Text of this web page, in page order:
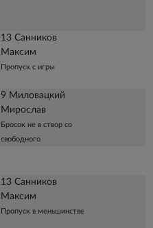
13 Санников
Максим
Пропуск с игры
9 Миловацкий
Мирослав
Бросок не в створ со
свободного
13 Санников
Максим
Пропуск в меньшинстве